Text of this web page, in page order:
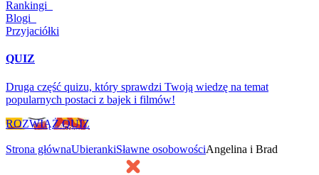
Rankingi
Blogi
Przyjaciółki
QUIZ
Druga część quizu, który sprawdzi Twoją wiedzę na temat
popularnych postaci z bajek i filmów!
ROZWIĄŻ QUIZ
Strona głównaUbierankiSławne osobowościAngelina i Brad